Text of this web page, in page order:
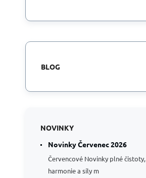
BLOG
NOVINKY
Novinky Červenec 2026
Červencové Novinky plné čistoty,
harmonie a síly m